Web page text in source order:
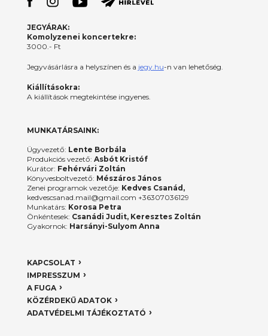
JEGYÁRAK:
Komolyzenei koncertekre:
3000.- Ft
Jegyvásárlásra a helyszínen és a jegy.hu-n van lehetőség.
Kiállításokra:
A kiállítások megtekintése ingyenes.
MUNKATÁRSAINK:
Ügyvezető: Lente Borbála
Produkciós vezető: Asbót Kristóf
Kurátor: Fehérvári Zoltán
Könyvesboltvezető: Mészáros János
Zenei programok vezetője: Kedves Csanád,
kedvescsanad.mail@gmail.com +36307036129
Munkatárs: Korosa Petra
Önkéntesek: Csanádi Judit, Keresztes Zoltán
Gyakornok: Harsányi-Sulyom Anna
KAPCSOLAT
IMPRESSZUM
A FUGA
KÖZÉRDEKŰ ADATOK
ADATVÉDELMI TÁJÉKOZTATÓ